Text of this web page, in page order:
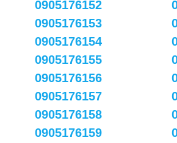
0905176152
0905176153
0905176154
0905176155
0905176156
0905176157
0905176158
0905176159